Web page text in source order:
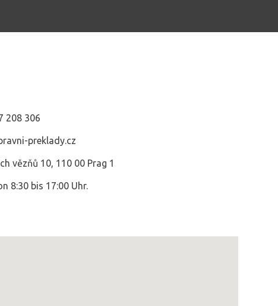
208 306
preklady.cz
vězňů 10, 110 00 Prag 1
8:30 bis 17:00 Uhr.